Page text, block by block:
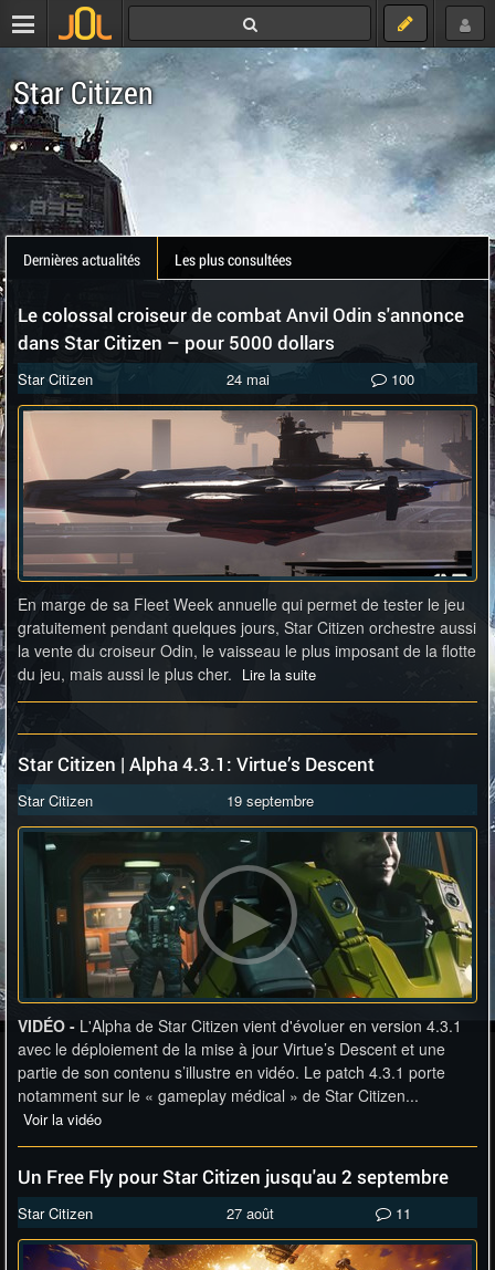
Star Citizen
Dernières actualités Les plus consultées
Le colossal croiseur de combat Anvil Odin s'annonce
dans Star Citizen – pour 5000 dollars
Star Citizen 24 mai 100
En marge de sa Fleet Week annuelle qui permet de tester le jeu
gratuitement pendant quelques jours, Star Citizen orchestre aussi
la vente du croiseur Odin, le vaisseau le plus imposant de la flotte
du jeu, mais aussi le plus cher. Lire la suite
Star Citizen | Alpha 4.3.1: Virtue’s Descent
Star Citizen 19 septembre
VIDÉO - L'Alpha de Star Citizen vient d'évoluer en version 4.3.1
avec le déploiement de la mise à jour Virtue’s Descent et une
partie de son contenu s’illustre en vidéo. Le patch 4.3.1 porte
notamment sur le « gameplay médical » de Star Citizen...
Voir la vidéo
Un Free Fly pour Star Citizen jusqu'au 2 septembre
Star Citizen 27 août 11